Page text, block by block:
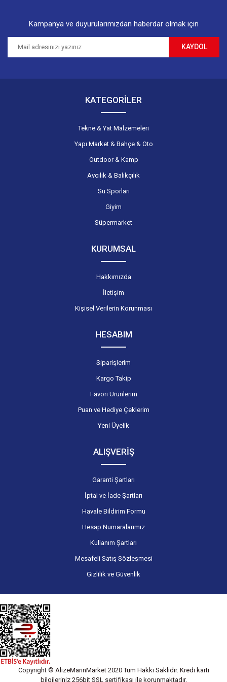
Gönder
Kampanya ve duyurularımızdan haberdar olmak için
KAYDOL
KATEGORİLER
Tekne & Yat Malzemeleri
Yapı Market & Bahçe & Oto
Outdoor & Kamp
Avcılık & Balıkçılık
Su Sporları
Giyim
Süpermarket
KURUMSAL
Hakkımızda
İletişim
Kişisel Verilerin Korunması
HESABIM
Siparişlerim
Kargo Takip
Favori Ürünlerim
Puan ve Hediye Çeklerim
Yeni Üyelik
ALIŞVERİŞ
Garanti Şartları
İptal ve İade Şartları
Havale Bildirim Formu
Hesap Numaralarımız
Kullanım Şartları
Mesafeli Satış Sözleşmesi
Gizlilik ve Güvenlik
Copyright © AlizeMarinMarket 2020 Tüm Hakkı Saklıdır. Kredi kartı
bilgileriniz 256bit SSL sertifikası ile korunmaktadır.